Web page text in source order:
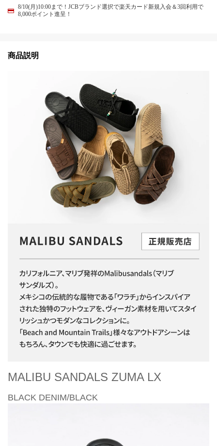
8/10(月)10:00まで！JCBブランド選択で楽天カード新規入会＆3回利用で
8,000ポイント進呈！
商品説明
MALIBU SANDALS ZUMA LX
BLACK DENIM/BLACK